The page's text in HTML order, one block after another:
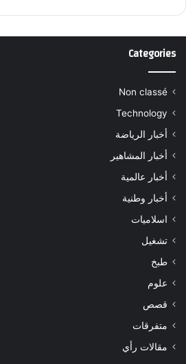
Categories
Non classé
Technology
أخبار الرياضة
أخبار المشاهير
أخبار عالمية
أخبار وطنية
اسلاميات
تشغيل
طبخ
علوم
قصص
متفرقات
مقالات رأي